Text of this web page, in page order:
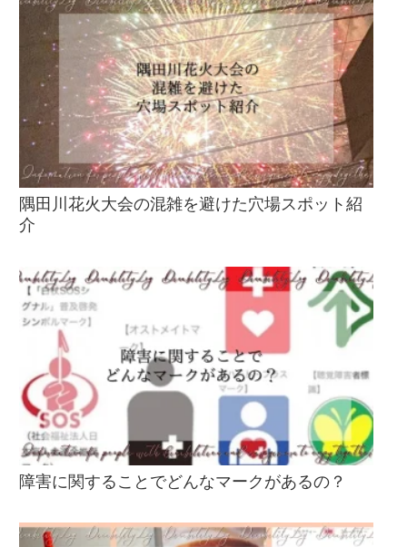
隅田川花火大会の混雑を避けた穴場スポット紹
介
障害に関することでどんなマークがあるの？